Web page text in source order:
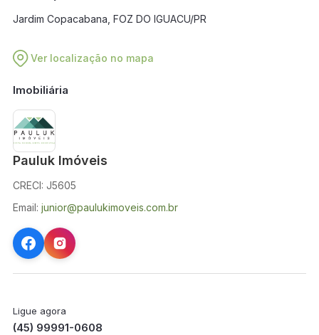
Jardim Copacabana, FOZ DO IGUACU/PR
Ver localização no mapa
Imobiliária
Pauluk Imóveis
CRECI: J5605
Email: junior@paulukimoveis.com.br
Ligue agora
(45) 99991-0608